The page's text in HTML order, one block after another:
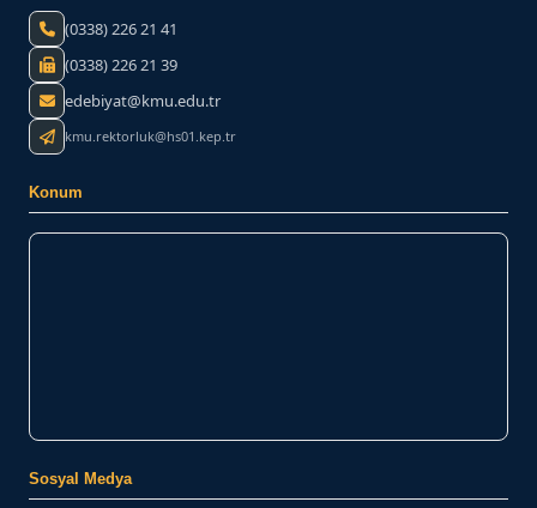
(0338) 226 21 41
(0338) 226 21 39
edebiyat@kmu.edu.tr
kmu.rektorluk@hs01.kep.tr
Konum
Sosyal Medya